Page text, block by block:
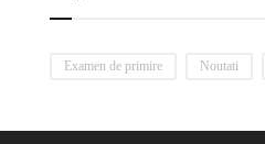
Examen de primire Noutati